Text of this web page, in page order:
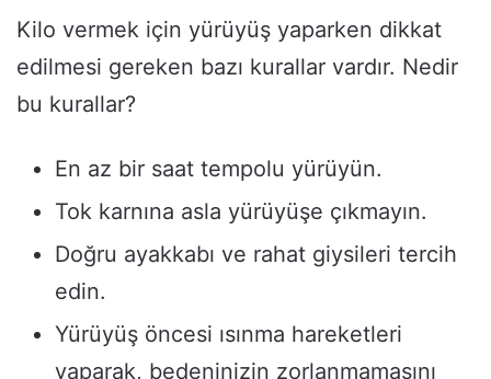
Kilo vermek için yürüyüş yaparken dikkat
edilmesi gereken bazı kurallar vardır. Nedir
bu kurallar?
En az bir saat tempolu yürüyün.
Tok karnına asla yürüyüşe çıkmayın.
Doğru ayakkabı ve rahat giysileri tercih
edin.
Yürüyüş öncesi ısınma hareketleri
yaparak, bedeninizin zorlanmamasını